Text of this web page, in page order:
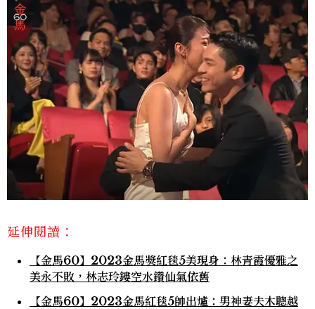
延伸閱讀：
【金馬60】2023金馬獎紅毯5美現身：林青霞優雅之
美永不敗，林志玲鏤空水鑽仙氣依舊
【金馬60】2023金馬紅毯5帥出爐：男神妻夫木聰越